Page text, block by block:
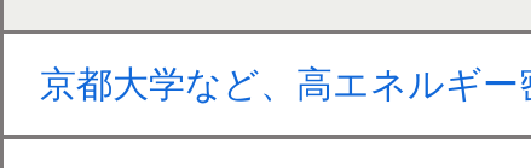
京都大学など、高エネルギ